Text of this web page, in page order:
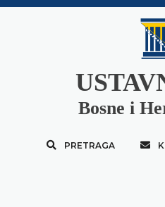
Bosne i
PRETRAGA